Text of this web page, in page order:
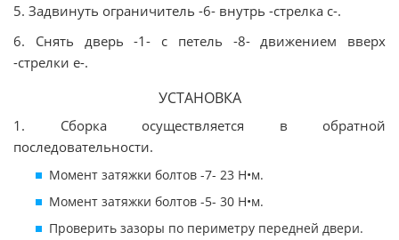
5. Задвинуть ограничитель -6- внутрь -стрелка c-.
6. Снять дверь -1- с петель -8- движением вверх
-стрелки e-.
УСТАНОВКА
1. Сборка осуществляется в обратной
последовательности.
Момент затяжки болтов -7- 23 Н•м.
Момент затяжки болтов -5- 30 Н•м.
Проверить зазоры по периметру передней двери.